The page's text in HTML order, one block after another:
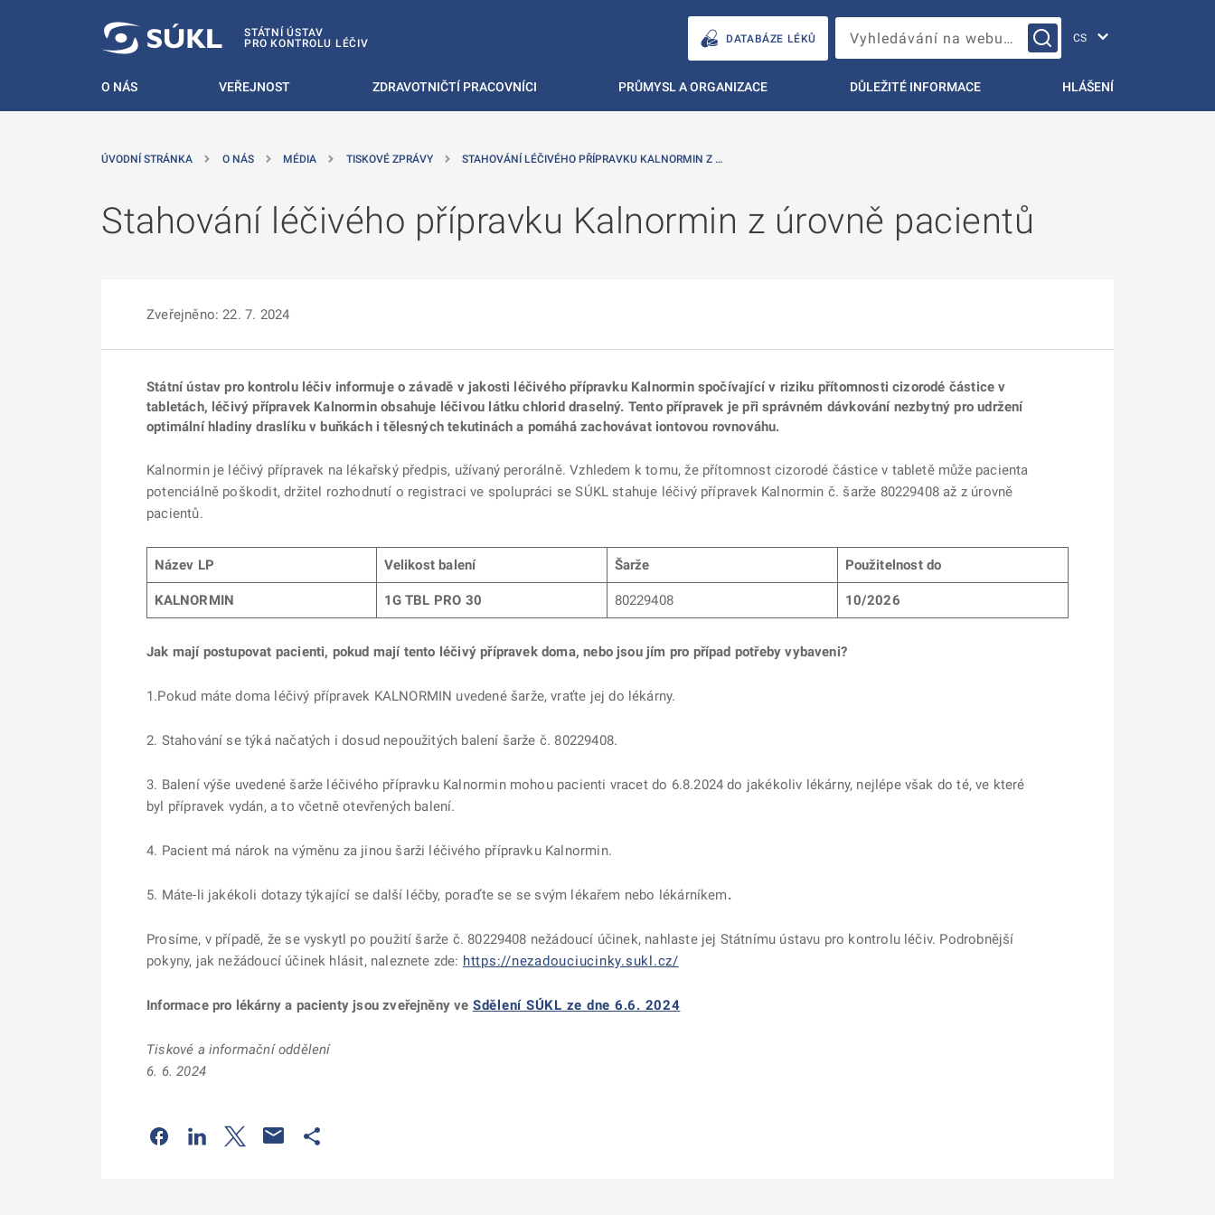
STÁTNÍ ÚSTAV
PRO KONTROLU LÉČIV
DATABÁZE LÉKŮ Vyhledávání na webu…
O NÁS VEŘEJNOST ZDRAVOTNIČTÍ PRACOVNÍCI PRŮMYSL A ORGANIZACE DŮLEŽITÉ INFORMACE HLÁŠENÍ
ÚVODNÍ STRÁNKA O NÁS MÉDIA TISKOVÉ ZPRÁVY STAHOVÁNÍ LÉČIVÉHO PŘÍPRAVKU KALNORMIN Z …
Stahování léčivého přípravku Kalnormin z úrovně pacientů
Zveřejněno: 22. 7. 2024
Státní ústav pro kontrolu léčiv informuje o závadě v jakosti léčivého přípravku Kalnormin spočívající v riziku přítomnosti cizorodé částice v
tabletách, léčivý přípravek Kalnormin obsahuje léčivou látku chlorid draselný. Tento přípravek je při správném dávkování nezbytný pro udržení
optimální hladiny draslíku v buňkách i tělesných tekutinách a pomáhá zachovávat iontovou rovnováhu.
Kalnormin je léčivý přípravek na lékařský předpis, užívaný perorálně. Vzhledem k tomu, že přítomnost cizorodé částice v tabletě může pacienta
potenciálně poškodit, držitel rozhodnutí o registraci ve spolupráci se SÚKL stahuje léčivý přípravek Kalnormin č. šarže 80229408 až z úrovně
pacientů.
Název LP Velikost balení Šarže Použitelnost do
KALNORMIN 1G TBL PRO 30 80229408 10/2026
Jak mají postupovat pacienti, pokud mají tento léčivý přípravek doma, nebo jsou jím pro případ potřeby vybaveni?
1.Pokud máte doma léčivý přípravek KALNORMIN uvedené šarže, vraťte jej do lékárny.
2. Stahování se týká načatých i dosud nepoužitých balení šarže č. 80229408.
3. Balení výše uvedené šarže léčivého přípravku Kalnormin mohou pacienti vracet do 6.8.2024 do jakékoliv lékárny, nejlépe však do té, ve které
byl přípravek vydán, a to včetně otevřených balení.
4. Pacient má nárok na výměnu za jinou šarži léčivého přípravku Kalnormin.
5. Máte-li jakékoli dotazy týkající se další léčby, poraďte se se svým lékařem nebo lékárníkem.
Prosíme, v případě, že se vyskytl po použití šarže č. 80229408 nežádoucí účinek, nahlaste jej Státnímu ústavu pro kontrolu léčiv. Podrobnější
pokyny, jak nežádoucí účinek hlásit, naleznete zde: https://nezadouciucinky.sukl.cz/
Informace pro lékárny a pacienty jsou zveřejněny ve Sdělení SÚKL ze dne 6.6. 2024
Tiskové a informační oddělení
6. 6. 2024
Odkaz se otevře na nové kartě
Odkaz se otevře na nové kartě
Odkaz se otevře na nové kartě